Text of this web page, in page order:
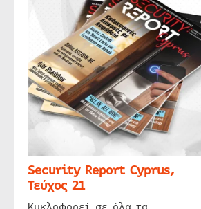
Security Report Cyprus,
Τεύχος 21